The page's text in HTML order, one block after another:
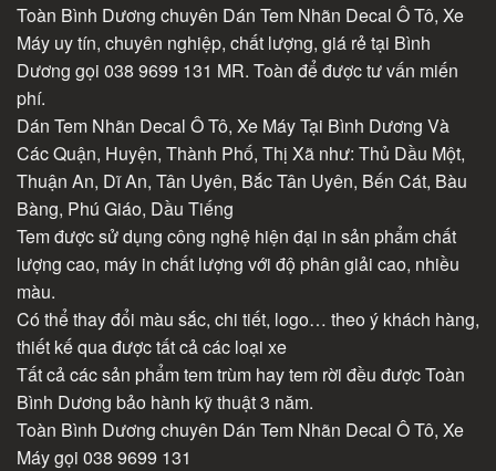
Toàn Bình Dương chuyên Dán Tem Nhãn Decal Ô Tô, Xe
Máy uy tín, chuyên nghiệp, chất lượng, giá rẻ tại Bình
Dương gọi 038 9699 131 MR. Toàn để được tư vấn miến
phí.
Dán Tem Nhãn Decal Ô Tô, Xe Máy Tại Bình Dương Và
Các Quận, Huyện, Thành Phố, Thị Xã như: Thủ Dầu Một,
Thuận An, Dĩ An, Tân Uyên, Bắc Tân Uyên, Bến Cát, Bàu
Bàng, Phú Giáo, Dầu Tiếng
Tem được sử dụng công nghệ hiện đại in sản phẩm chất
lượng cao, máy in chất lượng với độ phân giải cao, nhiều
màu.
Có thể thay đổi màu sắc, chi tiết, logo… theo ý khách hàng,
thiết kế qua được tất cả các loại xe
Tất cả các sản phẩm tem trùm hay tem rời đều được Toàn
Bình Dương bảo hành kỹ thuật 3 năm.
Toàn Bình Dương chuyên Dán Tem Nhãn Decal Ô Tô, Xe
Máy gọi 038 9699 131